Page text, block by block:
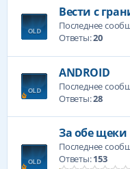
Вести с
Последнее
Ответы:20
ANDROID
Последнее
Ответы:28
За обе щеки
Последнее
Ответы:153